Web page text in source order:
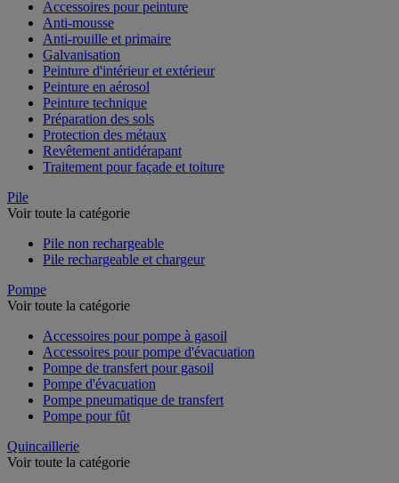
Accessoires pour peinture
Anti-mousse
Anti-rouille et primaire
Galvanisation
Peinture d'intérieur et extérieur
Peinture en aérosol
Peinture technique
Préparation des sols
Protection des métaux
Revêtement antidérapant
Traitement pour façade et toiture
Pile
Voir toute la catégorie
Pile non rechargeable
Pile rechargeable et chargeur
Pompe
Voir toute la catégorie
Accessoires pour pompe à gasoil
Accessoires pour pompe d'évacuation
Pompe de transfert pour gasoil
Pompe d'évacuation
Pompe pneumatique de transfert
Pompe pour fût
Quincaillerie
Voir toute la catégorie